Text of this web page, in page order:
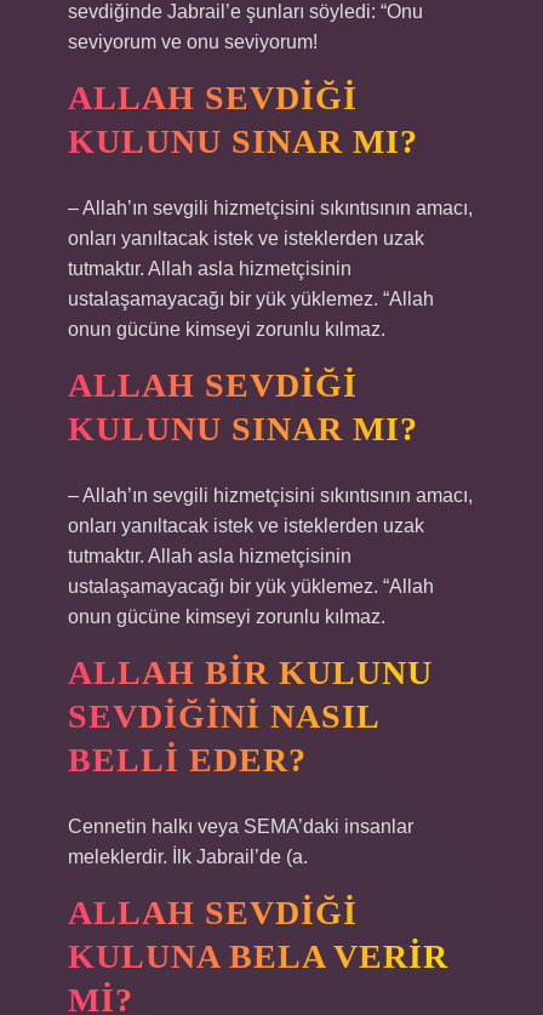
sevdiğinde Jabrail’e şunları söyledi: “Onu
seviyorum ve onu seviyorum!
ALLAH SEVDIĞI
KULUNU SINAR MI?
– Allah’ın sevgili hizmetçisini sıkıntısının amacı,
onları yanıltacak istek ve isteklerden uzak
tutmaktır. Allah asla hizmetçisinin
ustalaşamayacağı bir yük yüklemez. “Allah
onun gücüne kimseyi zorunlu kılmaz.
ALLAH SEVDIĞI
KULUNU SINAR MI?
– Allah’ın sevgili hizmetçisini sıkıntısının amacı,
onları yanıltacak istek ve isteklerden uzak
tutmaktır. Allah asla hizmetçisinin
ustalaşamayacağı bir yük yüklemez. “Allah
onun gücüne kimseyi zorunlu kılmaz.
ALLAH BIR KULUNU
SEVDIĞINI NASIL
BELLI EDER?
Cennetin halkı veya SEMA’daki insanlar
meleklerdir. İlk Jabrail’de (a.
ALLAH SEVDIĞI
KULUNA BELA VERIR
MI?